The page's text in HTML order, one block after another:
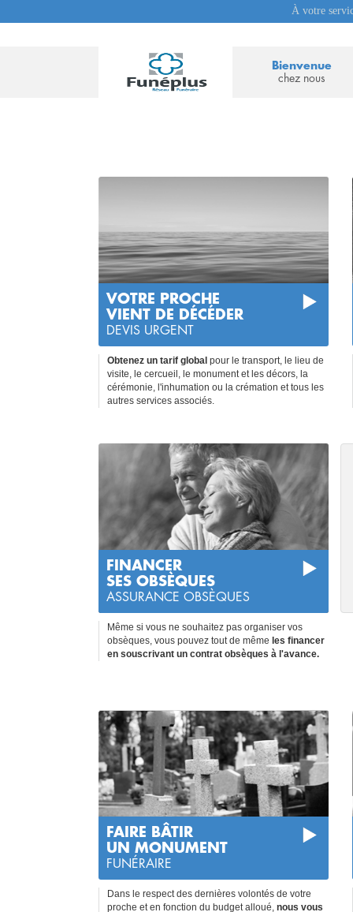
À votre
Bienvenue
chez nous
VOTRE PROCHE
VIENT DE DÉCÉDER
DEVIS URGENT
Obtenez un tarif global pour le transport, le lieu de
visite, le cercueil, le monument et les décors, la
cérémonie, l'inhumation ou la crémation et tous les
autres services associés.
FINANCER
SES OBSÈQUES
ASSURANCE OBSÈQUES
Même si vous ne souhaitez pas organiser vos
obsèques, vous pouvez tout de même les financer
en souscrivant un contrat obsèques à l'avance.
FAIRE BÂTIR
UN MONUMENT
FUNÉRAIRE
Dans le respect des dernières volontés de votre
proche et en fonction du budget alloué, nous vous